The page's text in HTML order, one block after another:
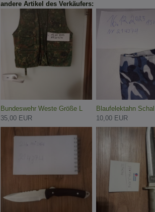
andere Artikel des Verkäufers:
Bundeswehr Weste Größe L
35,00 EUR
Blaufelektahn Schal
10,00 EUR